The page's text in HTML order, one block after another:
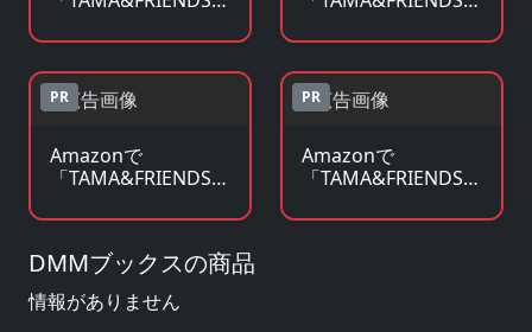
る
る
PR
Amazonで
「TAMA&FRIENDS」
を見る
PR
Amazonで
「TAMA&FRIENDS」
アを見る
DMMブックスの商品
情報がありません